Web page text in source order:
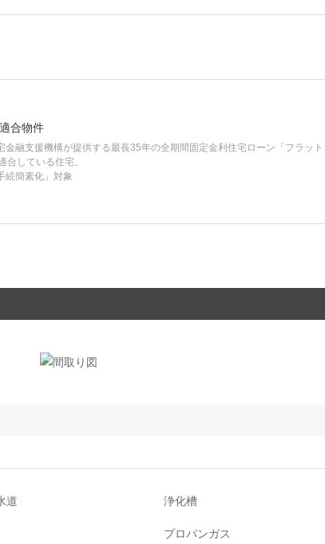
合物件
金融支援機構が提供する最長35年の全期間固定金利住宅ローン「フラット
合している住宅。
続簡素化」対象
道 浄化槽
プロパンガス